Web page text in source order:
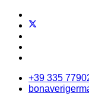
+39 335